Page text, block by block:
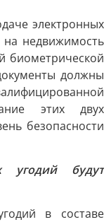
электронных
на недвижимость
биометрической
должны
этих двух
безопасности
угодий будут
в составе